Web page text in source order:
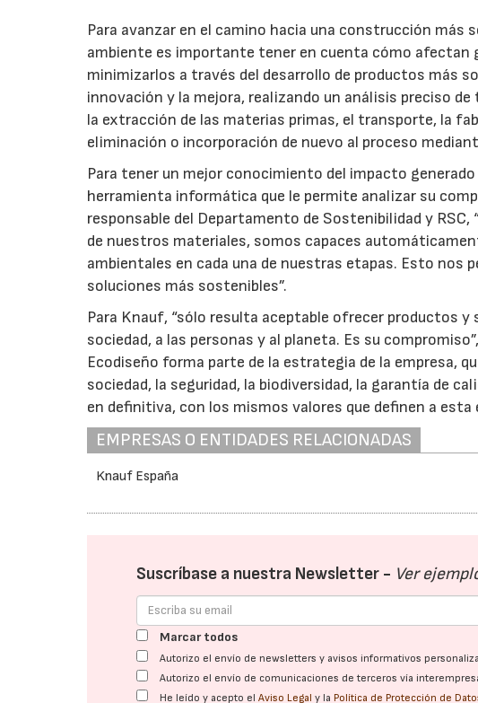
Para avanzar en el camino hacia una construcción
ambiente es importante tener en cuenta cómo
minimizarlos a través del desarrollo de productos más
innovación y la mejora, realizando un análisis preciso
la extracción de las materias primas, el transporte, la
eliminación o incorporación de nuevo al proceso
Para tener un mejor conocimiento del impacto
herramienta informática que le permite analizar su
responsable del Departamento de Sostenibilidad y
de nuestros materiales, somos capaces
ambientales en cada una de nuestras etapas. Esto nos
soluciones más sostenibles”.
Para Knauf, “sólo resulta aceptable ofrecer productos
sociedad, a las personas y al planeta. Es su
Ecodiseño forma parte de la estrategia de la empresa,
sociedad, la seguridad, la biodiversidad, la garantía de
en definitiva, con los mismos valores que definen a
EMPRESAS O ENTIDADES RELACIONADAS
Knauf España
Suscríbase a nuestra Newsletter - Ver
Marcar todos
Autorizo el envío de newsletters y avisos informativos
Autorizo el envío de comunicaciones de terceros vía
He leído y acepto elAviso Legal y la Política de Protección de